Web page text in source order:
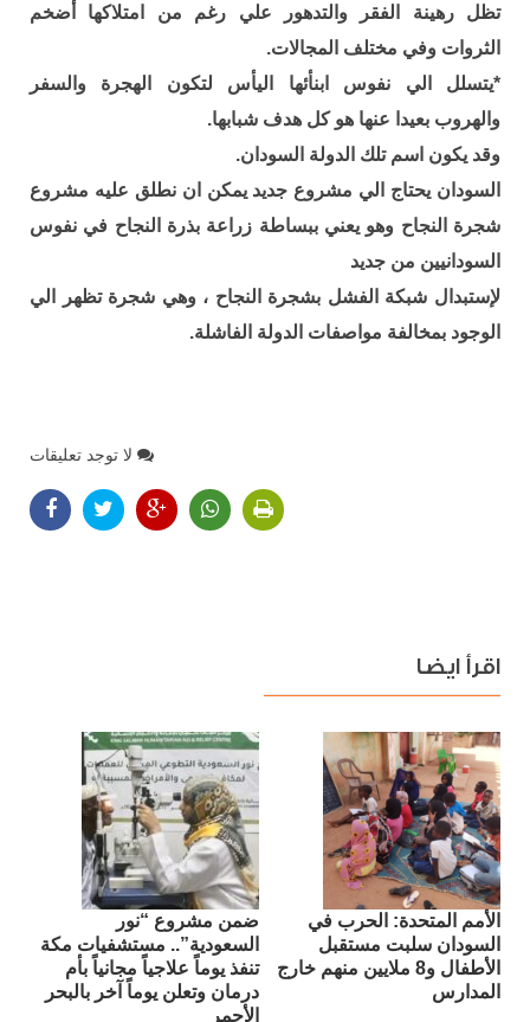
تظل رهينة الفقر والتدهور علي رغم من امتلاكها أضخم
الثروات وفي مختلف المجالات.
*يتسلل الي نفوس ابنأئها اليأس لتكون الهجرة والسفر
والهروب بعيدا عنها هو كل هدف شبابها.
وقد يكون اسم تلك الدولة السودان.
السودان يحتاج الي مشروع جديد يمكن ان نطلق عليه مشروع
شجرة النجاح وهو يعني ببساطة زراعة بذرة النجاح في نفوس
السودانيين من جديد
ﻹستبدال شبكة الفشل بشجرة النجاح ، وهي شجرة تظهر الي
الوجود بمخالفة مواصفات الدولة الفاشلة.
لا توجد تعليقات
اقرأ ايضا
الأمم المتحدة: الحرب في
السودان سلبت مستقبل
الأطفال و8 ملايين منهم خارج
المدارس
ضمن مشروع “نور
السعودية”.. مستشفيات مكة
تنفذ يوماً علاجياً مجانياً بأم
درمان وتعلن يوماً آخر بالبحر
الأحمر